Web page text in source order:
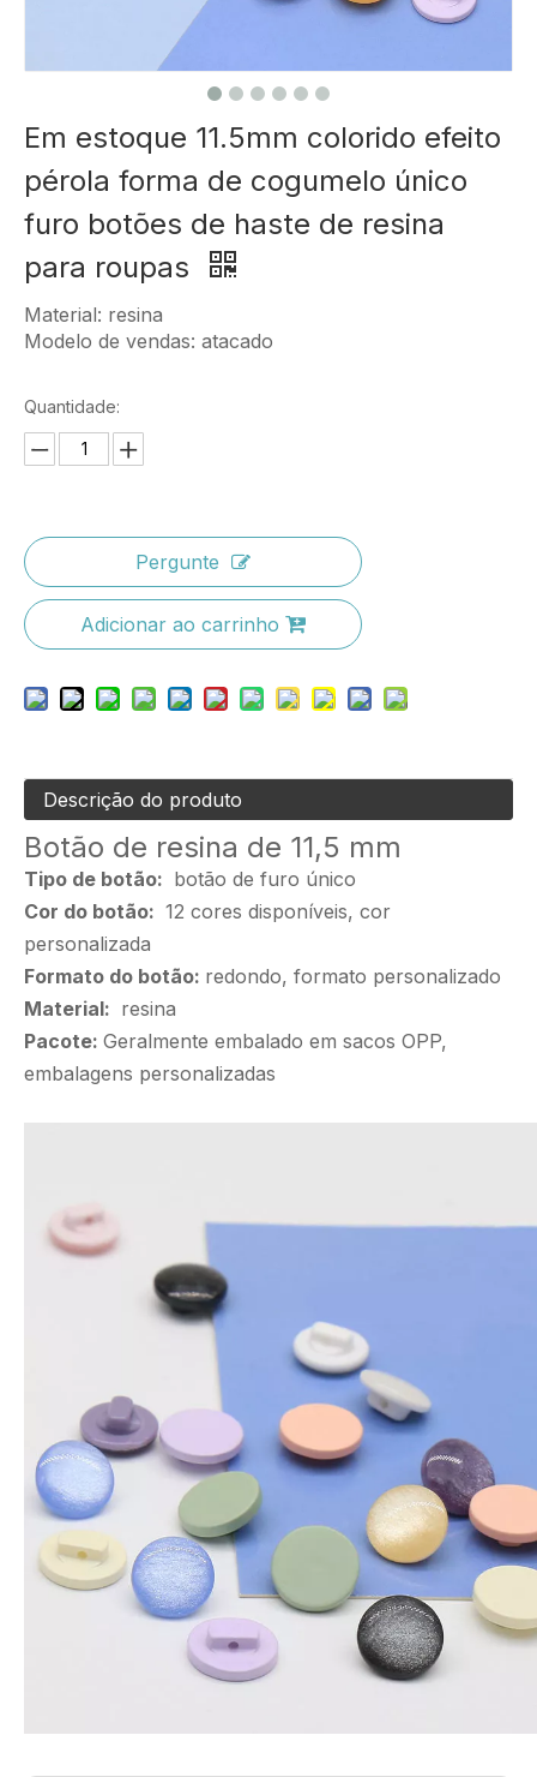
Em estoque 11.5mm colorido efeito
pérola forma de cogumelo único
furo botões de haste de resina
para roupas
Material: resina
Modelo de vendas: atacado
Quantidade:
Pergunte
Adicionar ao carrinho
Descrição do produto
Botão de resina de 11,5 mm
Tipo de botão: botão de furo único
Cor do botão: 12 cores disponíveis, cor
personalizada
Formato do botão: redondo, formato personalizado
Material: resina
Pacote: Geralmente embalado em sacos OPP,
embalagens personalizadas